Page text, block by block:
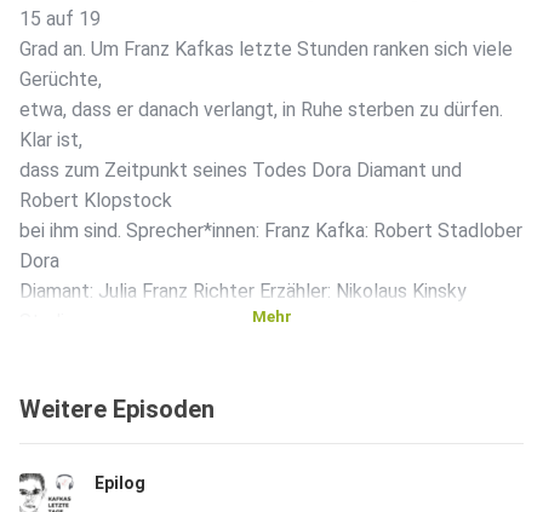
15 auf 19
Grad an. Um Franz Kafkas letzte Stunden ranken sich viele
Gerüchte,
etwa, dass er danach verlangt, in Ruhe sterben zu dürfen.
Klar ist,
dass zum Zeitpunkt seines Todes Dora Diamant und
Robert Klopstock
bei ihm sind. Sprecher*innen: Franz Kafka: Robert Stadlober
Dora
Diamant: Julia Franz Richter Erzähler: Nikolaus Kinsky
Mehr
Weitere Episoden
Epilog